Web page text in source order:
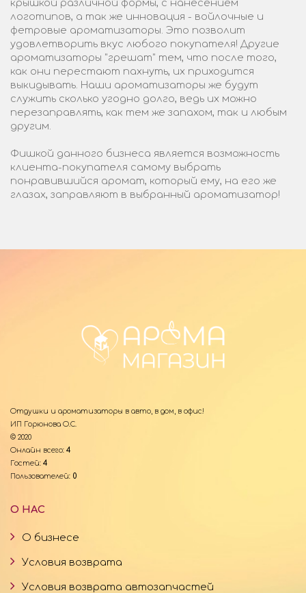
крышкой различной формы, с нанесением
логотипов, а так же инновация - войлочные и
фетровые ароматизаторы. Это позволит
удовлетворить вкус любого покупателя! Другие
ароматизаторы "грешат" тем, что после того,
как они перестают пахнуть, их приходится
выкидывать. Наши ароматизаторы же будут
служить сколько угодно долго, ведь их можно
перезаправлять, как тем же запахом, так и любым
другим.
Фишкой данного бизнеса является возможность
клиента-покупателя самому выбрать
понравившийся аромат, который ему, на его же
глазах, заправляют в выбранный ароматизатор!
Отдушки и ароматизаторы в авто, в дом, в офис!
ИП Горюнова О.С.
© 2020
Онлайн всего: 4
Гостей: 4
Пользователей: 0
О НАС
О бизнесе
Условия возврата
Условия возврата автозапчастей